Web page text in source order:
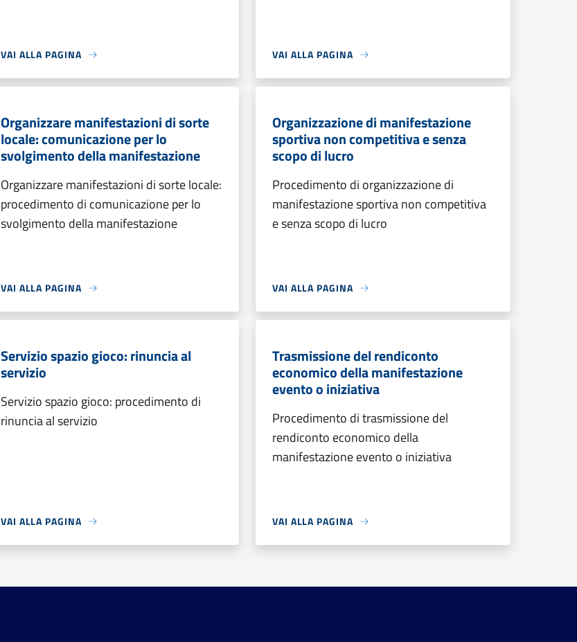
VAI ALLA PAGINA VAI ALLA PAGINA
Organizzare manifestazioni di sorte
locale: comunicazione per lo
svolgimento della manifestazione
Organizzare manifestazioni di sorte locale:
procedimento di comunicazione per lo
svolgimento della manifestazione
VAI ALLA PAGINA
Organizzazione di manifestazione
sportiva non competitiva e senza
scopo di lucro
Procedimento di organizzazione di
manifestazione sportiva non competitiva
e senza scopo di lucro
VAI ALLA PAGINA
Servizio spazio gioco: rinuncia al
servizio
Servizio spazio gioco: procedimento di
rinuncia al servizio
VAI ALLA PAGINA
Trasmissione del rendiconto
economico della manifestazione
evento o iniziativa
Procedimento di trasmissione del
rendiconto economico della
manifestazione evento o iniziativa
VAI ALLA PAGINA